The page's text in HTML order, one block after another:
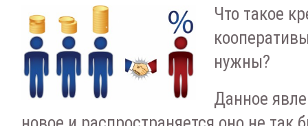
Что такое
нужны?
Данное